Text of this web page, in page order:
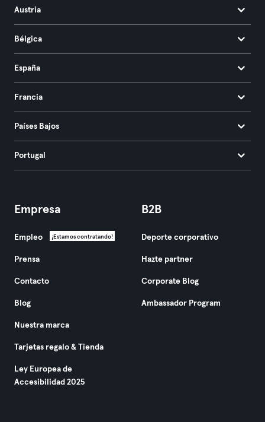
Austria
Bélgica
España
Francia
Países Bajos
Portugal
Empresa
Empleo ¡Estamos contratando!
Prensa
Contacto
Blog
Nuestra marca
Tarjetas regalo & Tienda
Ley Europea de
Accesibilidad 2025
B2B
Deporte corporativo
Hazte partner
Corporate Blog
Ambassador Program